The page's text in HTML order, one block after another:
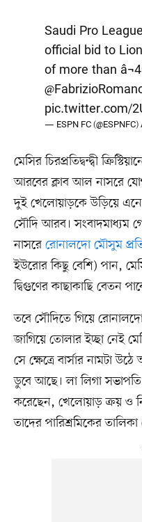
Saudi Pro
official bid to
of more than
pic.twitter.com/
— ESPN FC (@ESPNFC)
মেসির চিরপ্রতিদ্বন্দ্বী
আরবের ক্লাব আল নাসরে
দুই খেলোয়াড়কে উড়িয়ে
সৌদি আরব। সংবাদমাধ্যম
নাসরে রোনালদো মৌসুম
ইউরোর কিছু বেশি) পান,
দ্বিগুণের কাছাকাছি বেতন
তবে সৌদিতে গিয়ে
জাগিয়ে তোলার ইচ্ছা নেই
সে ক্ষেত্রে বার্সার নামটা
ডুবে আছে। লা লিগা
করেছেন, খেলোয়াড় ক্রয় ও
তাদের পারিশ্রমিকের